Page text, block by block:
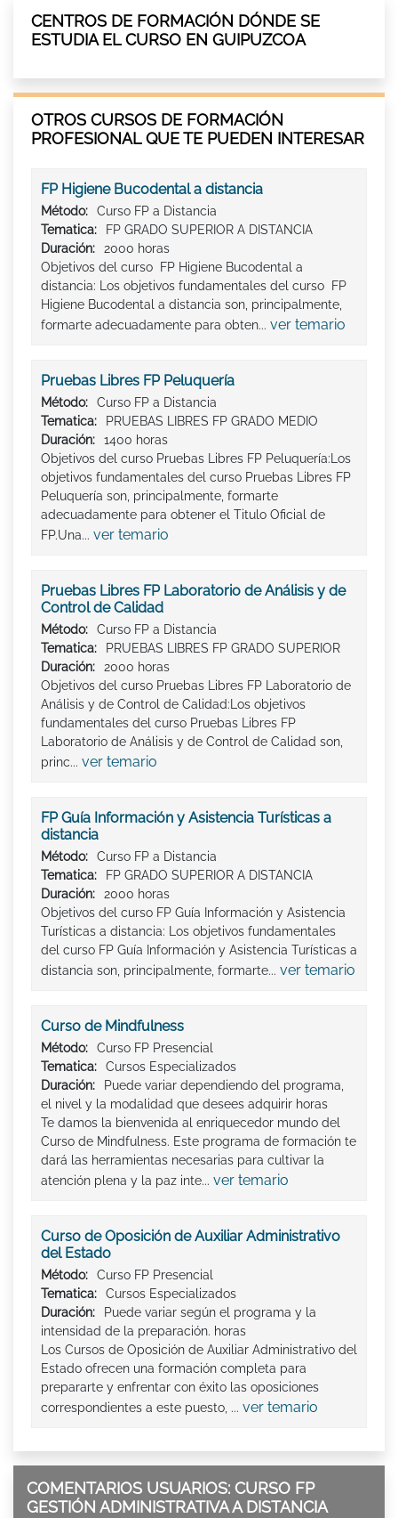
CENTROS DE FORMACIÓN DÓNDE SE
ESTUDIA EL CURSO EN GUIPUZCOA
OTROS CURSOS DE FORMACIÓN
PROFESIONAL QUE TE PUEDEN INTERESAR
FP Higiene Bucodental a distancia
Método:
Curso FP a Distancia
Tematica:
FP GRADO SUPERIOR A DISTANCIA
Duración:
2000 horas
Objetivos del curso FP Higiene Bucodental a
distancia: Los objetivos fundamentales del curso FP
Higiene Bucodental a distancia son, principalmente,
formarte adecuadamente para obten... ver temario
Pruebas Libres FP Peluquería
Método:
Curso FP a Distancia
Tematica:
PRUEBAS LIBRES FP GRADO MEDIO
Duración:
1400 horas
Objetivos del curso Pruebas Libres FP Peluquería:Los
objetivos fundamentales del curso Pruebas Libres FP
Peluquería son, principalmente, formarte
adecuadamente para obtener el Titulo Oficial de
FP.Una... ver temario
Pruebas Libres FP Laboratorio de Análisis y de
Control de Calidad
Método:
Curso FP a Distancia
Tematica:
PRUEBAS LIBRES FP GRADO SUPERIOR
Duración:
2000 horas
Objetivos del curso Pruebas Libres FP Laboratorio de
Análisis y de Control de Calidad:Los objetivos
fundamentales del curso Pruebas Libres FP
Laboratorio de Análisis y de Control de Calidad son,
princ... ver temario
FP Guía Información y Asistencia Turísticas a
distancia
Método:
Curso FP a Distancia
Tematica:
FP GRADO SUPERIOR A DISTANCIA
Duración:
2000 horas
Objetivos del curso FP Guía Información y Asistencia
Turísticas a distancia: Los objetivos fundamentales
del curso FP Guía Información y Asistencia Turísticas a
distancia son, principalmente, formarte... ver temario
Curso de Mindfulness
Método:
Curso FP Presencial
Tematica:
Cursos Especializados
Duración:
Puede variar dependiendo del programa,
el nivel y la modalidad que desees adquirir horas
Te damos la bienvenida al enriquecedor mundo del
Curso de Mindfulness. Este programa de formación te
dará las herramientas necesarias para cultivar la
atención plena y la paz inte... ver temario
Curso de Oposición de Auxiliar Administrativo
del Estado
Método:
Curso FP Presencial
Tematica:
Cursos Especializados
Duración:
Puede variar según el programa y la
intensidad de la preparación. horas
Los Cursos de Oposición de Auxiliar Administrativo del
Estado ofrecen una formación completa para
prepararte y enfrentar con éxito las oposiciones
correspondientes a este puesto, ... ver temario
COMENTARIOS USUARIOS: CURSO FP
GESTIÓN ADMINISTRATIVA A DISTANCIA